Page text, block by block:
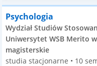
Psychologia
Wydział Studiów
Uniwersytet WSB Merito
magisterskie
studia stacjonarne • 10